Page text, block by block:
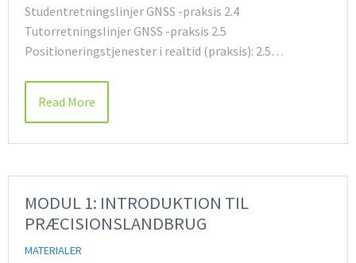
Studentretningslinjer GNSS -praksis 2.4
Tutorretningslinjer GNSS -praksis 2.5
Positioneringstjenester i realtid (praksis): 2.5…
Read More
MODUL 1: INTRODUKTION TIL
PRÆCISIONSLANDBRUG
MATERIALER